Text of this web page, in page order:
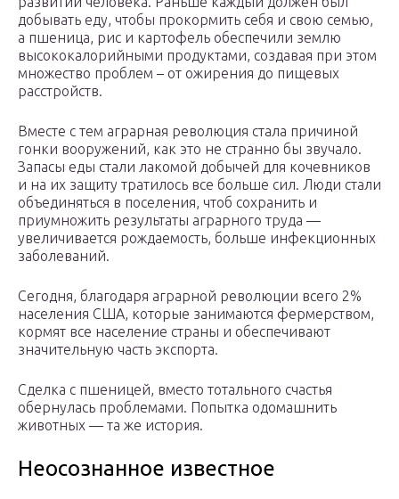
добывать еду, чтобы прокормить себя и свою семью,
а пшеница, рис и картофель обеспечили землю
высококалорийными продуктами, создавая при этом
множество проблем – от ожирения до пищевых
расстройств.
Вместе с тем аграрная революция стала причиной
гонки вооружений, как это не странно бы звучало.
Запасы еды стали лакомой добычей для кочевников
и на их защиту тратилось все больше сил. Люди стали
объединяться в поселения, чтоб сохранить и
приумножить результаты аграрного труда —
увеличивается рождаемость, больше инфекционных
заболеваний.
Сегодня, благодаря аграрной революции всего 2%
населения США, которые занимаются фермерством,
кормят все население страны и обеспечивают
значительную часть экспорта.
Сделка с пшеницей, вместо тотального счастья
обернулась проблемами. Попытка одомашнить
животных — та же история.
Неосознанное известное